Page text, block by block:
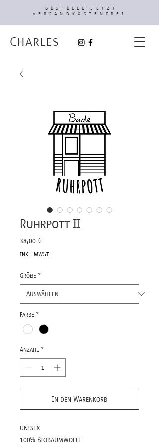
BESTELLE JETZT
VERSANDKOSTENFREI
Charles
Ruhrpott II
38,00 €Preis
inkl. MwSt.
Größe *
Farbe *
Anzahl *
In den Warenkorb
unisex
100% Biobaumwolle